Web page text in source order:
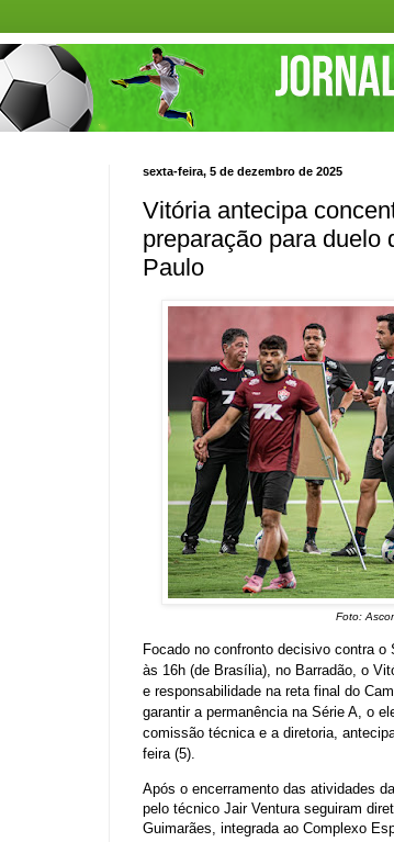
sexta-feira, 5 de dezembro de 2025
Vitória antecipa
preparação para duelo
Paulo
Foto:
Focado no confronto decisivo contra o
às 16h (de Brasília), no Barradão, o
e responsabilidade na reta final do
garantir a permanência na Série A, o
comissão técnica e a diretoria,
feira (5).
Após o encerramento das atividades
pelo técnico Jair Ventura seguiram
Guimarães, integrada ao Complexo